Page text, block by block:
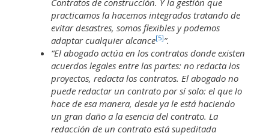
Contratos de construcción. Y la gestión que
practicamos la hacemos integrados tratando de
evitar desastres, somos flexibles y podemos
adaptar cualquier alcance[5]”.
“El abogado actúa en los contratos donde existen
acuerdos legales entre las partes: no redacta los
proyectos, redacta los contratos. El abogado no
puede redactar un contrato por sí solo: el que lo
hace de esa manera, desde ya le está haciendo
un gran daño a la esencia del contrato. La
redacción de un contrato está supeditada